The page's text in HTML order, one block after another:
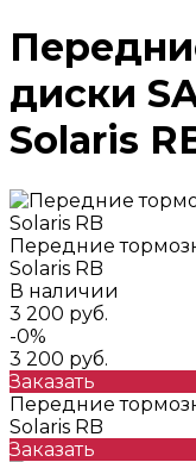
диски
Solaris
Передние
Solaris RB
В наличии
3 200 руб.
-0%
3 200 руб.
Заказать
Передние
Solaris RB
Заказать